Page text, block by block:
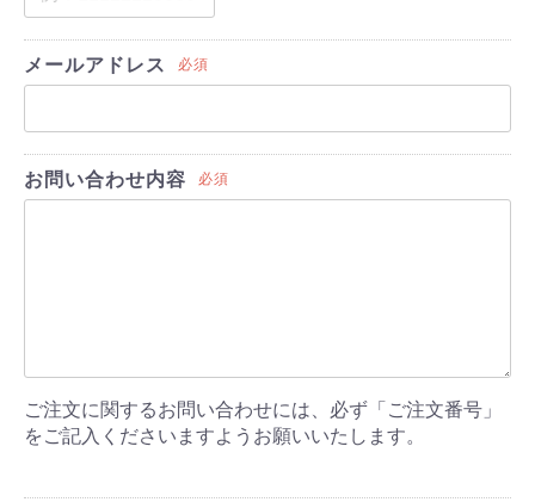
メールアドレス 必須
お問い合わせ内容 必須
ご注文に関するお問い合わせには、必ず「ご注文番号」
をご記入くださいますようお願いいたします。